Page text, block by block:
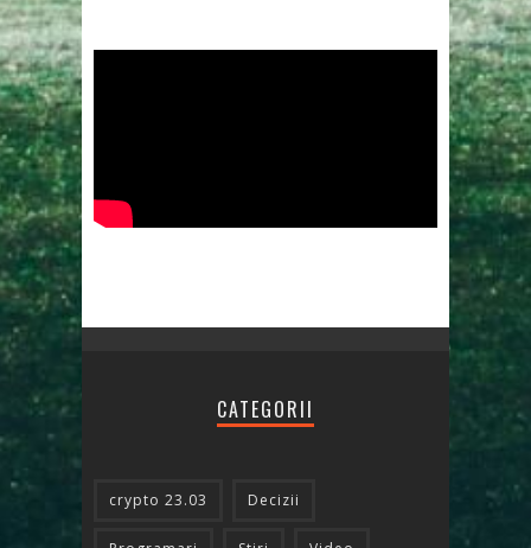
CATEGORII
crypto 23.03 Decizii